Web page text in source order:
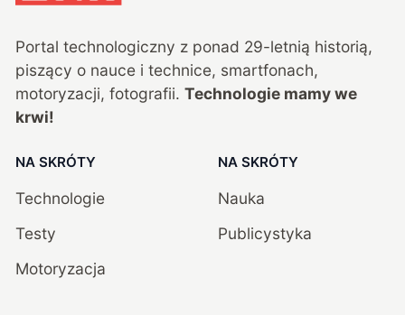
Portal technologiczny z ponad 29-letnią historią,
piszący o nauce i technice, smartfonach,
motoryzacji, fotografii. Technologie mamy we
krwi!
NA SKRÓTY
Technologie
Testy
Motoryzacja
NA SKRÓTY
Nauka
Publicystyka